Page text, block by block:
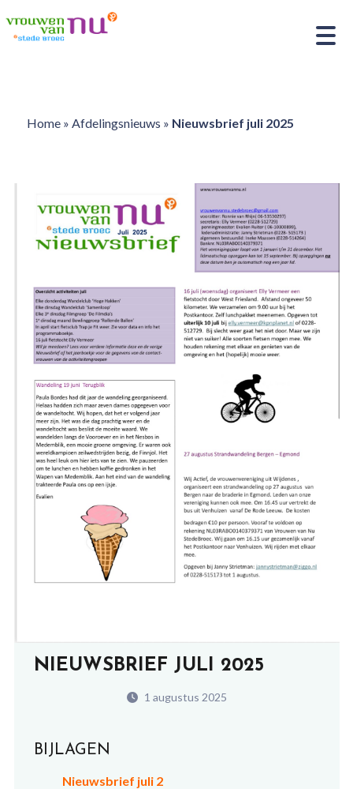
Home» Afdelingsnieuws » Nieuwsbrief juli 2025
NIEUWSBRIEF JULI 2025
1 augustus 2025
BIJLAGEN
Nieuwsbrief juli 2